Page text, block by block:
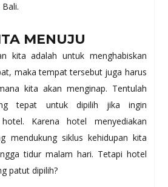
Bali.
MENUJU
kita adalah untuk menghabiskan
maka tempat tersebut juga harus
kita akan menginap. Tentulah
tepat untuk dipilih jika ingin
Karena hotel menyediakan
mendukung siklus kehidupan kita
tidur malam hari. Tetapi hotel
patut dipilih?